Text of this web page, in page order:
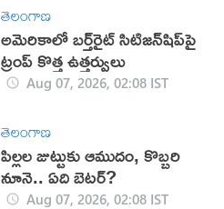
తెలంగాణ
అమెరికాలో బర్త్‌రైట్ సిటిజన్‌షిప్‌పై
ట్రంప్ కొత్త ఉత్తర్వులు
Aug 07, 2026, 02:08 IST
తెలంగాణ
పిల్లల జుట్టుకు ఆముదం, కొబ్బరి
నూనె.. ఏది బెటర్?
Aug 07, 2026, 02:08 IST